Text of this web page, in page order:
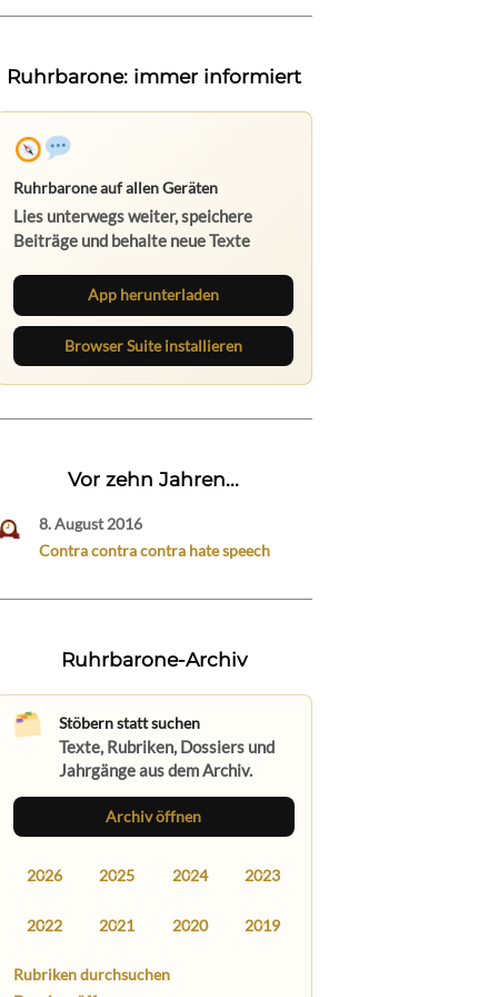
Ruhrbarone: immer informiert
Ruhrbarone auf allen Geräten
Lies unterwegs weiter, speichere
Beiträge und behalte neue Texte
App herunterladen
Browser Suite installieren
Vor zehn Jahren...
8. August 2016
Contra contra contra hate speech
Ruhrbarone-Archiv
Stöbern statt suchen
Texte, Rubriken, Dossiers und
Jahrgänge aus dem Archiv.
Archiv öffnen
2026 2025 2024 2023
2022 2021 2020 2019
Rubriken durchsuchen